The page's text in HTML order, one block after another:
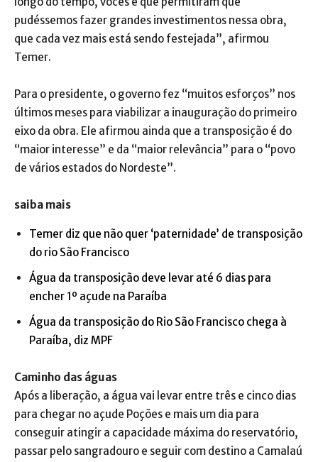
pudéssemos fazer grandes investimentos nessa obra,
que cada vez mais está sendo festejada”, afirmou
Temer.
Para o presidente, o governo fez “muitos esforços” nos
últimos meses para viabilizar a inauguração do primeiro
eixo da obra. Ele afirmou ainda que a transposição é do
“maior interesse” e da “maior relevância” para o “povo
de vários estados do Nordeste”.
saiba mais
Temer diz que não quer ‘paternidade’ de transposição
do rio São Francisco
Água da transposição deve levar até 6 dias para
encher 1º açude na Paraíba
Água da transposição do Rio São Francisco chega à
Paraíba, diz MPF
Caminho das águas
Após a liberação, a água vai levar entre três e cinco dias
para chegar no açude Poções e mais um dia para
conseguir atingir a capacidade máxima do reservatório,
passar pelo sangradouro e seguir com destino a Camalaú